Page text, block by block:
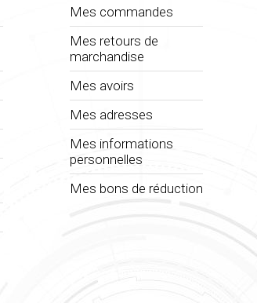
Mes commandes
Mes retours de
marchandise
Mes avoirs
Mes adresses
Mes informations
personnelles
Mes bons de réduction